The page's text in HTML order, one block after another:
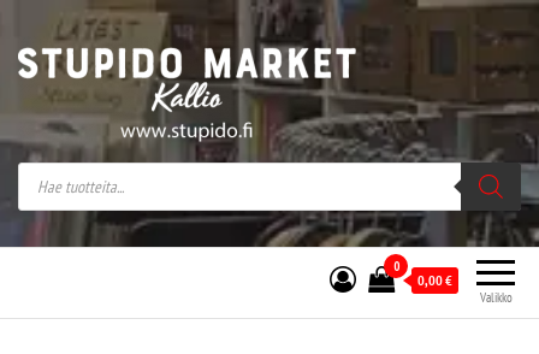
Stupido Market – verkossa ja kivijalassa
Stupido Market on vaihtoehtomusaan
erikoistunut verkko- sekä
kivijalkakauppa Helsingissä Kallion
sydämessä.
Valikko
0
0,00€